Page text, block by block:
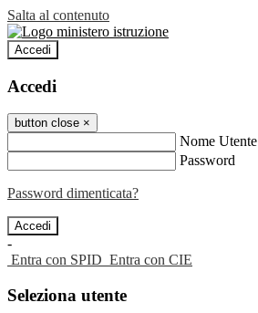
Salta al contenuto
Accedi
Accedi
button close ×
Nome Utente
Password
Password dimenticata?
-
Entra con SPID Entra con CIE
Seleziona utente